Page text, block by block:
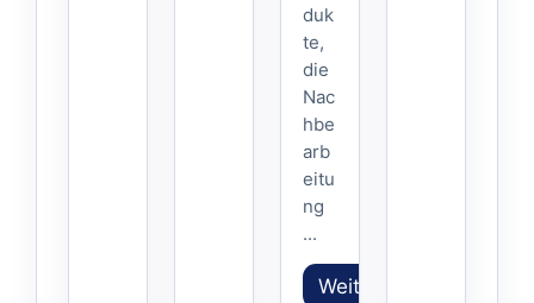
duk
te,
die
Nac
hbe
arb
eitu
ng
...
Weiterlesen